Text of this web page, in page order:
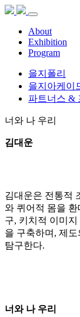
About
Exhibition
Program
을지폴리
을지아케이
파트너스 &
너와 나 우리
김대운
김대운은 전통적
와 퀴어적 몸을
구, 키치적 이미
을 구축하며, 제
탐구한다.
너와 나 우리